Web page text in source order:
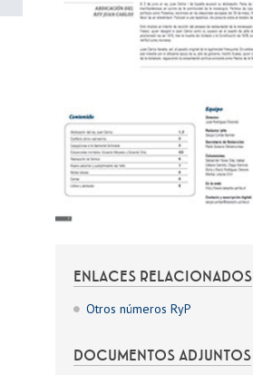
ENLACES RELACIONADOS
Otros números RyP
DOCUMENTOS ADJUNTOS